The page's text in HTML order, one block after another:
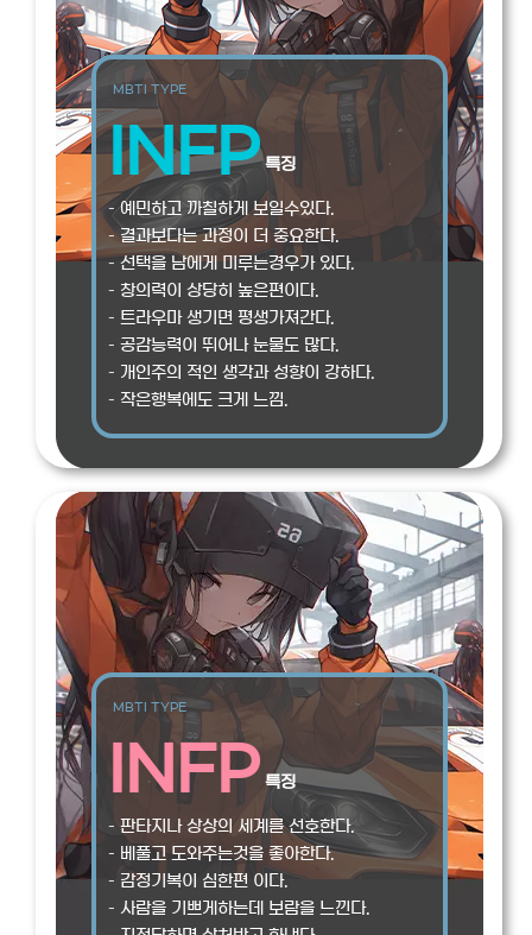
MBTI TYPE
INFP특징
– 예민하고 까칠하게 보일수있다.
– 결과보다는 과정이 더 중요한다.
– 선택을 남에게 미루는경우가 있다.
– 창의력이 상당히 높은편이다.
– 트라우마 생기면 평생가져간다.
– 공감능력이 뛰어나 눈물도 많다.
– 개인주의 적인 생각과 성향이 강하다.
– 작은행복에도 크게 느낌.
MBTI TYPE
INFP 특징
– 판타지나 상상의 세계를 선호한다.
– 베풀고 도와주는것을 좋아한다.
– 감정기복이 심한편 이다.
– 사람을 기쁘게하는데 보람을 느낀다.